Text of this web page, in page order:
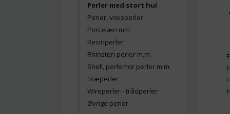
Perler med stort hul
Perler, voksperler
Porcelæn mm
Resinperler
Rhinsten perler m.m.
Shell, perlemor perler m.m.
Træperler
Wireperler - trådperler
Øvrige perler